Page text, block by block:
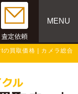
MENU
買取価格 | カメラ総合